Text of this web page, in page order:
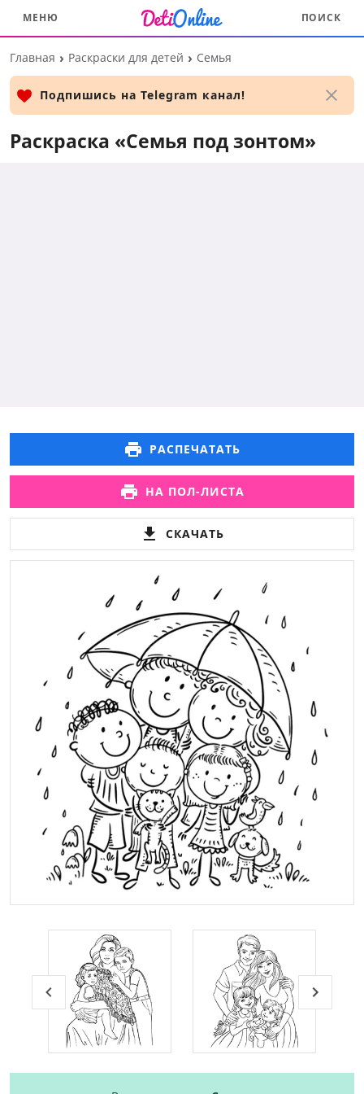
основному
контенту
МЕНЮ ПОИСК
Главная Раскраски для детей Семья
Подпишись на Telegram канал!
Раскраска «Семья под зонтом»
РАСПЕЧАТАТЬ
НА ПОЛ-ЛИСТА
СКАЧАТЬ